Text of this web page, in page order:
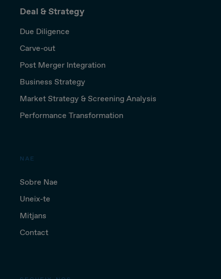
Deal & Strategy
Due Diligence
Carve-out
Post Merger Integration
Business Strategy
Market Strategy & Screening Analysis
Performance Transformation
NAE
Sobre Nae
Uneix-te
Mitjans
Contact